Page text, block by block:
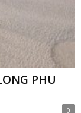
PHU
0